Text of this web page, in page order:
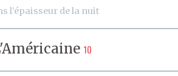
l’épaisseur de la nuit
10